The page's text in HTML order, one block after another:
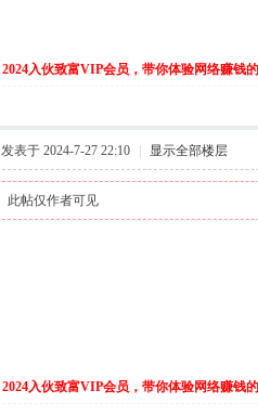
2024入伙致富VIP会员，带你体验网络赚钱
发表于 2024-7-27 22:10 显示全部楼层
此帖仅作者可见
2024入伙致富VIP会员，带你体验网络赚钱